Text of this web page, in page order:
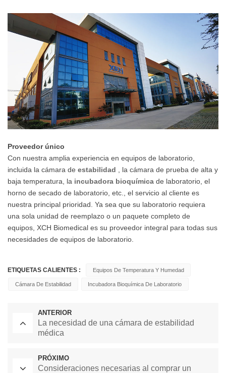
Proveedor único
Con nuestra amplia experiencia en equipos de laboratorio,
incluida la cámara de estabilidad , la cámara de prueba de alta y
baja temperatura, la incubadora bioquímica de laboratorio, el
horno de secado de laboratorio, etc., el servicio al cliente es
nuestra principal prioridad. Ya sea que su laboratorio requiera
una sola unidad de reemplazo o un paquete completo de
equipos, XCH Biomedical es su proveedor integral para todas sus
necesidades de equipos de laboratorio.
ETIQUETAS CALIENTES : Equipos De Temperatura Y Humedad
Cámara De Estabilidad Incubadora Bioquímica De Laboratorio
ANTERIOR
La necesidad de una cámara de estabilidad
médica
PRÓXIMO
Consideraciones necesarias al comprar un